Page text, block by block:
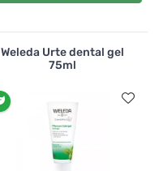
Weleda Urte dental gel
75ml